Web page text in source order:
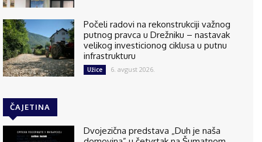
Počeli radovi na rekonstrukciji važnog
putnog pravca u Drežniku – nastavak
velikog investicionog ciklusa u putnu
infrastrukturu
Užice 6. avgust 2026.
ČAJETINA
Dvojezična predstava „Duh je naša